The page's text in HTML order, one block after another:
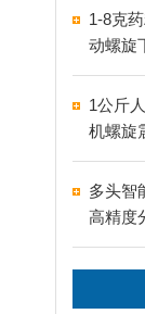
1-8克
动螺旋
1公斤
机螺旋
多头智
高精度